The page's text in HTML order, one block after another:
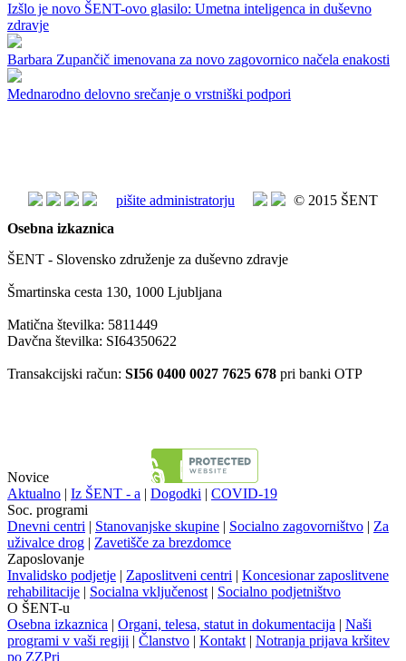
Izšlo je novo ŠENT-ovo glasilo: Umetna inteligenca in duševno
zdravje
Barbara Zupančič imenovana za novo zagovornico načela enakosti
Mednarodno delovno srečanje o vrstniški podpori
pišite administratorju
© 2015 ŠENT
Osebna izkaznica
ŠENT - Slovensko združenje za duševno zdravje
Šmartinska cesta 130, 1000 Ljubljana
Matična številka: 5811449
Davčna številka: SI64350622
Transakcijski račun: SI56 0400 0027 7625 678 pri banki OTP
Novice
Aktualno | Iz ŠENT - a | Dogodki | COVID-19
Soc. programi
Dnevni centri | Stanovanjske skupine | Socialno zagovorništvo | Za
uživalce drog | Zavetišče za brezdomce
Zaposlovanje
Invalidsko podjetje | Zaposlitveni centri | Koncesionar zaposlitvene
rehabilitacije | Socialna vključenost | Socialno podjetništvo
O ŠENT-u
Osebna izkaznica | Organi, telesa, statut in dokumentacija | Naši
programi v vaši regiji | Članstvo | Kontakt | Notranja prijava kršitev
po ZZPri